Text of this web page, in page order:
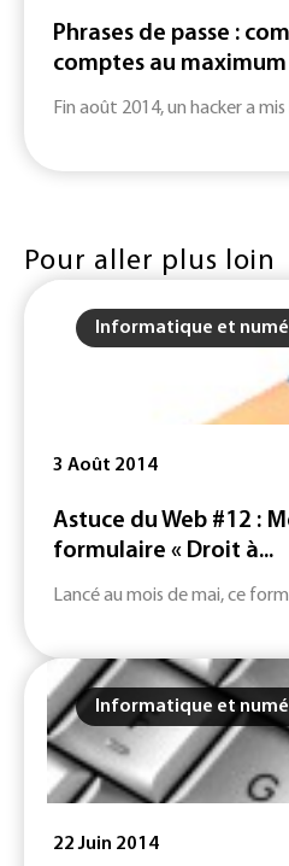
Phrases de passe :
comptes au maximum
Fin août 2014, un hacker a
Pour aller plus loin
Informatique et
3 Août 2014
Astuce du Web #12 :
formulaire « Droit à...
Lancé au mois de mai, ce
Informatique et
22 Juin 2014